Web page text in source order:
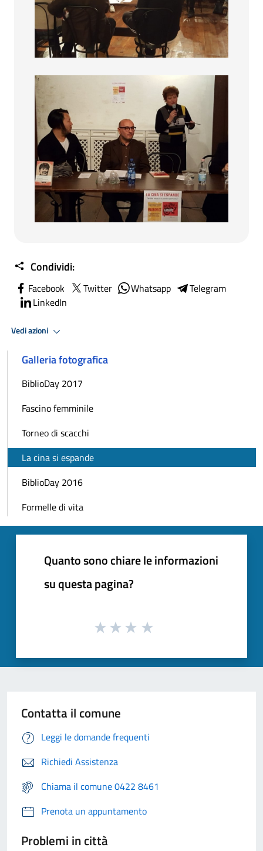
La cina si Espande
Condividi:
Facebook Twitter Whatsapp
Telegram
LinkedIn
Vedi azioni
Galleria fotografica
BiblioDay 2017
Fascino femminile
Torneo di scacchi
La cina si espande
BiblioDay 2016
Formelle di vita
Quanto sono chiare le informazioni
su questa pagina?
Contatta il comune
Leggi le domande frequenti
Richiedi Assistenza
Chiama il comune 0422 8461
Prenota un appuntamento
Problemi in città